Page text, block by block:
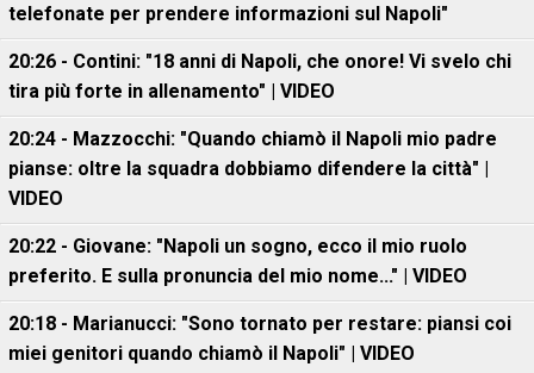
telefonate per prendere informazioni sul Napoli"
20:26 - Contini: "18 anni di Napoli, che onore! Vi svelo chi
tira più forte in allenamento" | VIDEO
20:24 - Mazzocchi: "Quando chiamò il Napoli mio padre
pianse: oltre la squadra dobbiamo difendere la città" |
VIDEO
20:22 - Giovane: "Napoli un sogno, ecco il mio ruolo
preferito. E sulla pronuncia del mio nome..." | VIDEO
20:18 - Marianucci: "Sono tornato per restare: piansi coi
miei genitori quando chiamò il Napoli" | VIDEO